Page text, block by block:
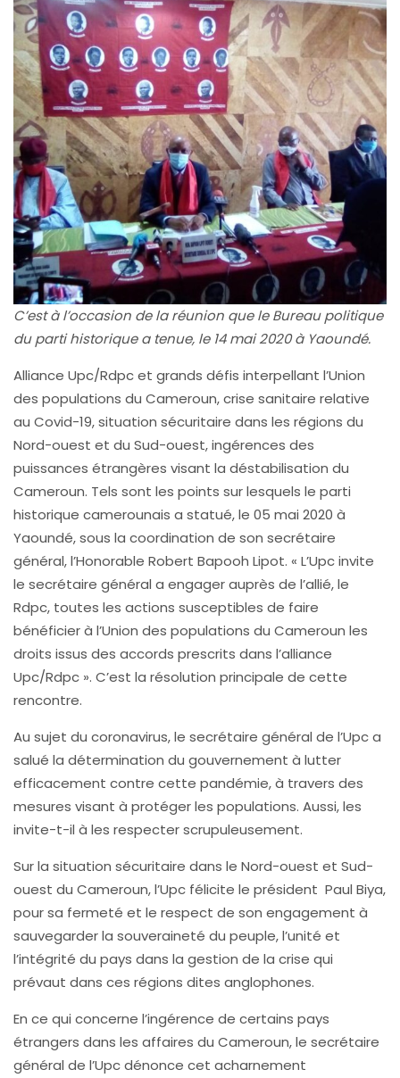
C’est à l’occasion de la réunion que le Bureau politique
du parti historique a tenue, le 14 mai 2020 à Yaoundé.
Alliance Upc/Rdpc et grands défis interpellant l’Union
des populations du Cameroun, crise sanitaire relative
au Covid-19, situation sécuritaire dans les régions du
Nord-ouest et du Sud-ouest, ingérences des
puissances étrangères visant la déstabilisation du
Cameroun. Tels sont les points sur lesquels le parti
historique camerounais a statué, le 05 mai 2020 à
Yaoundé, sous la coordination de son secrétaire
général, l’Honorable Robert Bapooh Lipot. « L’Upc invite
le secrétaire général a engager auprès de l’allié, le
Rdpc, toutes les actions susceptibles de faire
bénéficier à l’Union des populations du Cameroun les
droits issus des accords prescrits dans l’alliance
Upc/Rdpc ». C’est la résolution principale de cette
rencontre.
Au sujet du coronavirus, le secrétaire général de l’Upc a
salué la détermination du gouvernement à lutter
efficacement contre cette pandémie, à travers des
mesures visant à protéger les populations. Aussi, les
invite-t-il à les respecter scrupuleusement.
Sur la situation sécuritaire dans le Nord-ouest et Sud-
ouest du Cameroun, l’Upc félicite le président Paul Biya,
pour sa fermeté et le respect de son engagement à
sauvegarder la souveraineté du peuple, l’unité et
l’intégrité du pays dans la gestion de la crise qui
prévaut dans ces régions dites anglophones.
En ce qui concerne l’ingérence de certains pays
étrangers dans les affaires du Cameroun, le secrétaire
général de l’Upc dénonce cet acharnement